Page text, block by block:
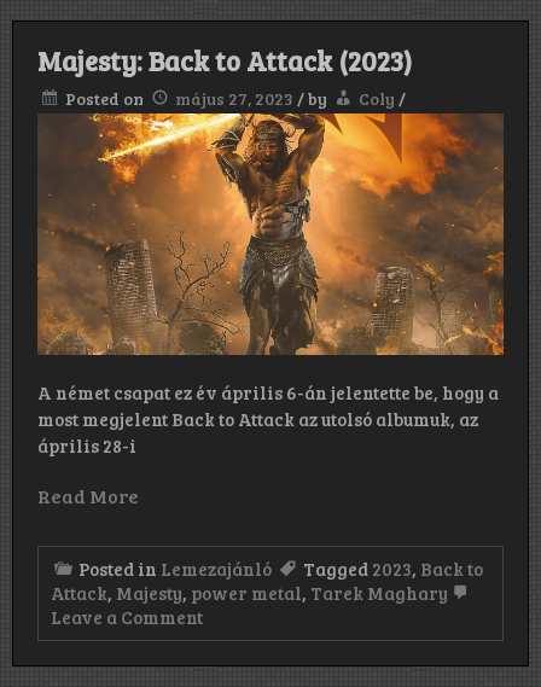
Majesty: Back to Attack (2023)
Posted on május 27, 2023 /by Coly /
A német csapat ez év április 6-án jelentette be, hogy a
most megjelent Back to Attack az utolsó albumuk, az
április 28-i
Read More
Posted in Lemezajánló Tagged 2023, Back to
Attack, Majesty, power metal, Tarek Maghary
Leave a Commenton
Majesty: